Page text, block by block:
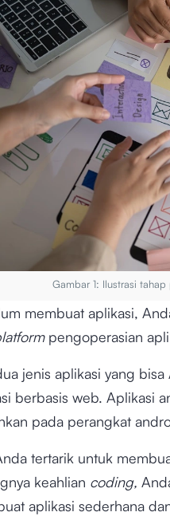
Gambar 1: Ilustrasi
membuat aplikasi,
pengoperasian
jenis aplikasi yang
berbasis web. Aplikasi
pada perangkat
tertarik untuk
keahlian coding,
aplikasi sederhana